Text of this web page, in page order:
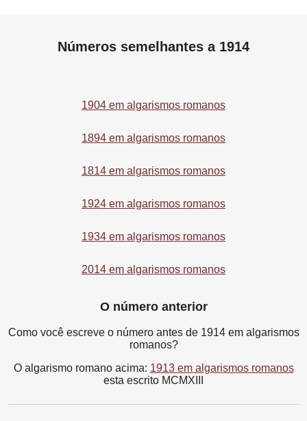
Números semelhantes a 1914
1904 em algarismos romanos
1894 em algarismos romanos
1814 em algarismos romanos
1924 em algarismos romanos
1934 em algarismos romanos
2014 em algarismos romanos
O número anterior
Como você escreve o número antes de 1914 em algarismos
romanos?
O algarismo romano acima: 1913 em algarismos romanos
esta escrito MCMXIII